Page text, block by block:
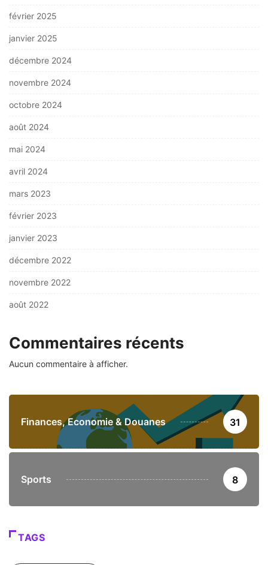
février 2025
janvier 2025
décembre 2024
novembre 2024
octobre 2024
août 2024
mai 2024
avril 2024
mars 2023
février 2023
janvier 2023
décembre 2022
novembre 2022
août 2022
Commentaires récents
Aucun commentaire à afficher.
Finances, Economie & Douanes 31
Sports 8
TAGS